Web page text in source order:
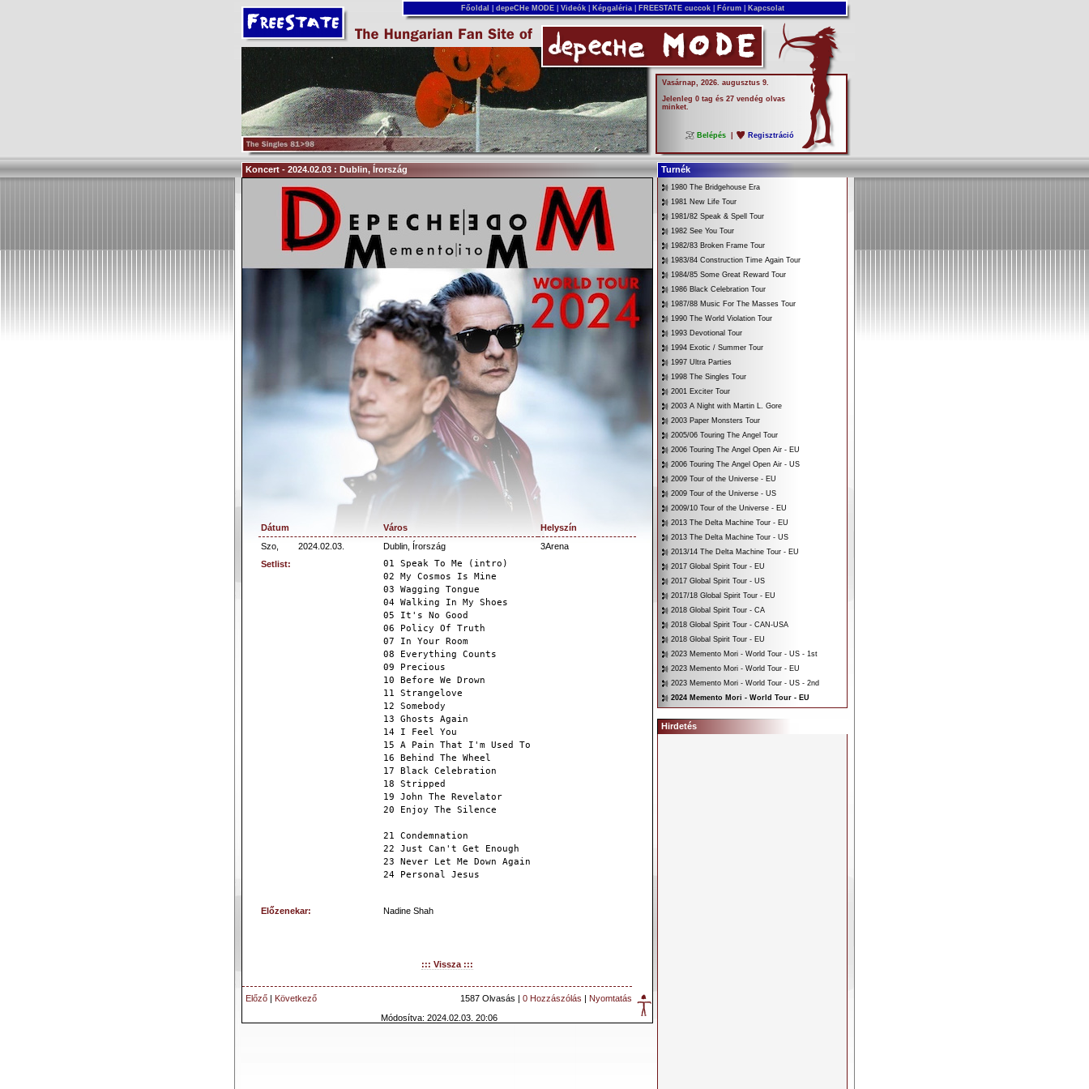
Főoldal depeCHe MODE Videók Képgaléria FREESTATE cuccok Fórum Kapcsolat
Vasárnap, 2026. augusztus 9.
Jelenleg 0 tag és 27 vendég olvas
minket.
Belépés Regisztráció
Koncert - 2024.02.03 : Dublin, Írország Turnék
Dátum Város
Helyszín
Szo,
2024.02.03. Dublin, Írország
3Arena
Setlist:
01 Speak To Me (intro)
02 My Cosmos Is Mine
03 Wagging Tongue
04 Walking In My Shoes
05 It's No Good
06 Policy Of Truth
07 In Your Room
08 Everything Counts
09 Precious
10 Before We Drown
11 Strangelove
12 Somebody
13 Ghosts Again
14 I Feel You
15 A Pain That I'm Used To
16 Behind The Wheel
17 Black Celebration
18 Stripped
19 John The Revelator
20 Enjoy The Silence
21 Condemnation
22 Just Can't Get Enough
23 Never Let Me Down Again
24 Personal Jesus
Előzenekar: Nadine Shah
::: Vissza :::
Előző | Következő 1587 Olvasás | 0 Hozzászólás | Nyomtatás
Módosítva: 2024.02.03. 20:06
1980 The Bridgehouse Era
1981 New Life Tour
1981/82 Speak & Spell Tour
1982 See You Tour
1982/83 Broken Frame Tour
1983/84 Construction Time Again Tour
1984/85 Some Great Reward Tour
1986 Black Celebration Tour
1987/88 Music For The Masses Tour
1990 The World Violation Tour
1993 Devotional Tour
1994 Exotic / Summer Tour
1997 Ultra Parties
1998 The Singles Tour
2001 Exciter Tour
2003 A Night with Martin L. Gore
2003 Paper Monsters Tour
2005/06 Touring The Angel Tour
2006 Touring The Angel Open Air - EU
2006 Touring The Angel Open Air - US
2009 Tour of the Universe - EU
2009 Tour of the Universe - US
2009/10 Tour of the Universe - EU
2013 The Delta Machine Tour - EU
2013 The Delta Machine Tour - US
2013/14 The Delta Machine Tour - EU
2017 Global Spirit Tour - EU
2017 Global Spirit Tour - US
2017/18 Global Spirit Tour - EU
2018 Global Spirit Tour - CA
2018 Global Spirit Tour - CAN-USA
2018 Global Spirit Tour - EU
2023 Memento Mori - World Tour - US - 1st
2023 Memento Mori - World Tour - EU
2023 Memento Mori - World Tour - US - 2nd
2024 Memento Mori - World Tour - EU
Hirdetés